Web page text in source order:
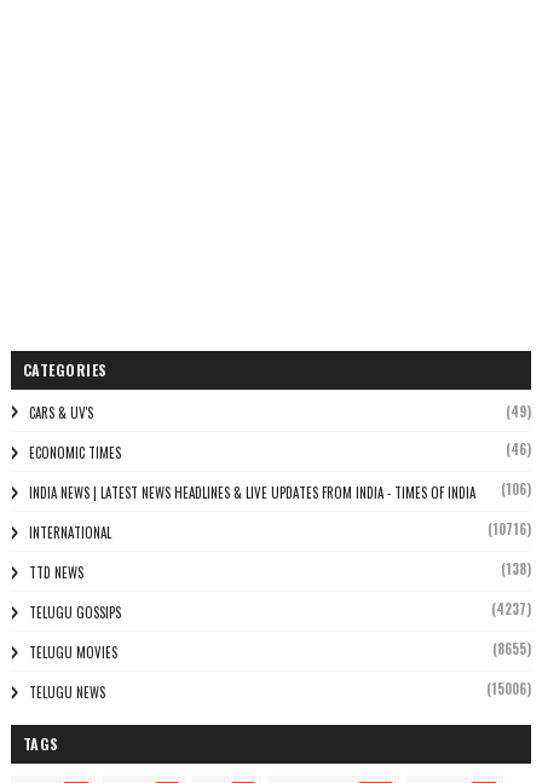
CATEGORIES
CARS & UV'S (49)
ECONOMIC TIMES (46)
INDIA NEWS | LATEST NEWS HEADLINES & LIVE UPDATES FROM INDIA - TIMES OF INDIA (106)
INTERNATIONAL (10716)
TTD NEWS (138)
TELUGU GOSSIPS (4237)
TELUGU MOVIES (8655)
TELUGU NEWS (15006)
TAGS